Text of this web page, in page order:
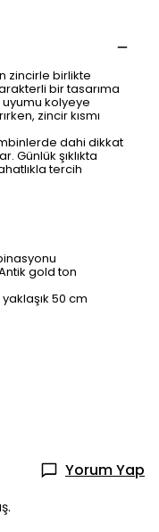
zincirle birlikte
bir tasarıma
uyumu kolyeye
zincir kısmı
dahi dikkat
Günlük şıklıkta
tercih
gold ton
50 cm
Yorum Yap